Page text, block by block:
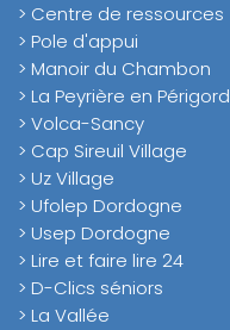
> Centre de ressources
> Pole d'appui
> Manoir du Chambon
> La Peyrière en Périgord
> Volca-Sancy
> Cap Sireuil Village
> Uz Village
> Ufolep Dordogne
> Usep Dordogne
> Lire et faire lire 24
> D-Clics séniors
> La Vallée